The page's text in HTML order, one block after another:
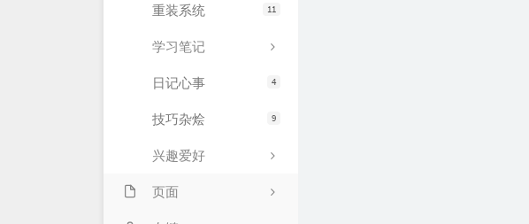
11
重装系统
学习笔记
4
日记心事
9
技巧杂烩
兴趣爱好
页面